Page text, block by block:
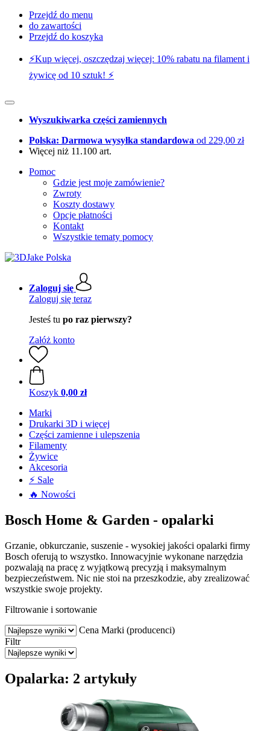
Przejdź do menu
do zawartości
Przejdź do koszyka
⚡️Kup więcej, oszczędzaj więcej: 10% rabatu na filament i
żywicę od 10 sztuk! ⚡️
Wyszukiwarka części zamiennych
Polska: Darmowa wysyłka standardowa od 229,00 zł
Więcej niż 11.100 art.
Pomoc
Gdzie jest moje zamówienie?
Zwroty
Koszty dostawy
Opcje płatności
Kontakt
Wszystkie tematy pomocy
Zaloguj się
Zaloguj się teraz
Jesteś tu po raz pierwszy?
Załóż konto
Koszyk 0,00 zł
Marki
Drukarki 3D i więcej
Części zamienne i ulepszenia
Filamenty
Żywice
Akcesoria
⚡ Sale
🔥 Nowości
Bosch Home & Garden - opalarki
Grzanie, obkurczanie, suszenie - wysokiej jakości opalarki firmy
Bosch oferują to wszystko. Innowacyjnie wykonane narzędzia
pozwalają na pracę z wyjątkową precyzją i maksymalnym
bezpieczeństwem. Nic nie stoi na przeszkodzie, aby zrealizować
wszystkie swoje projekty.
Filtrowanie i sortowanie
Cena Marki (producenci)
Filtr
Opalarka: 2 artykuły